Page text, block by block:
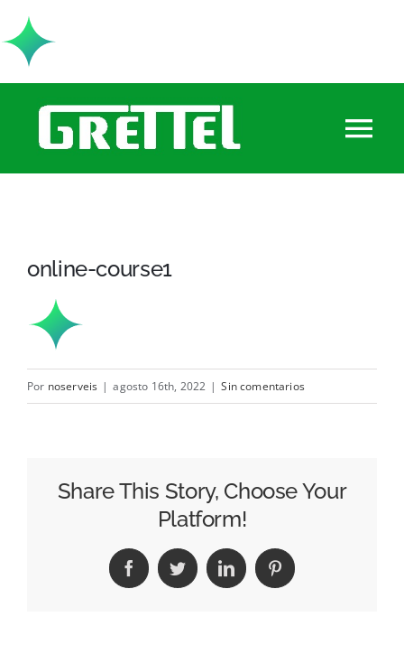
Saltar
al
contenido
Cama
Baño
online-course1
Por noserveis | agosto 16th, 2022 | Sin comentarios
Share This Story, Choose Your
Platform!
FacebookTwitterLinkedInPinterest